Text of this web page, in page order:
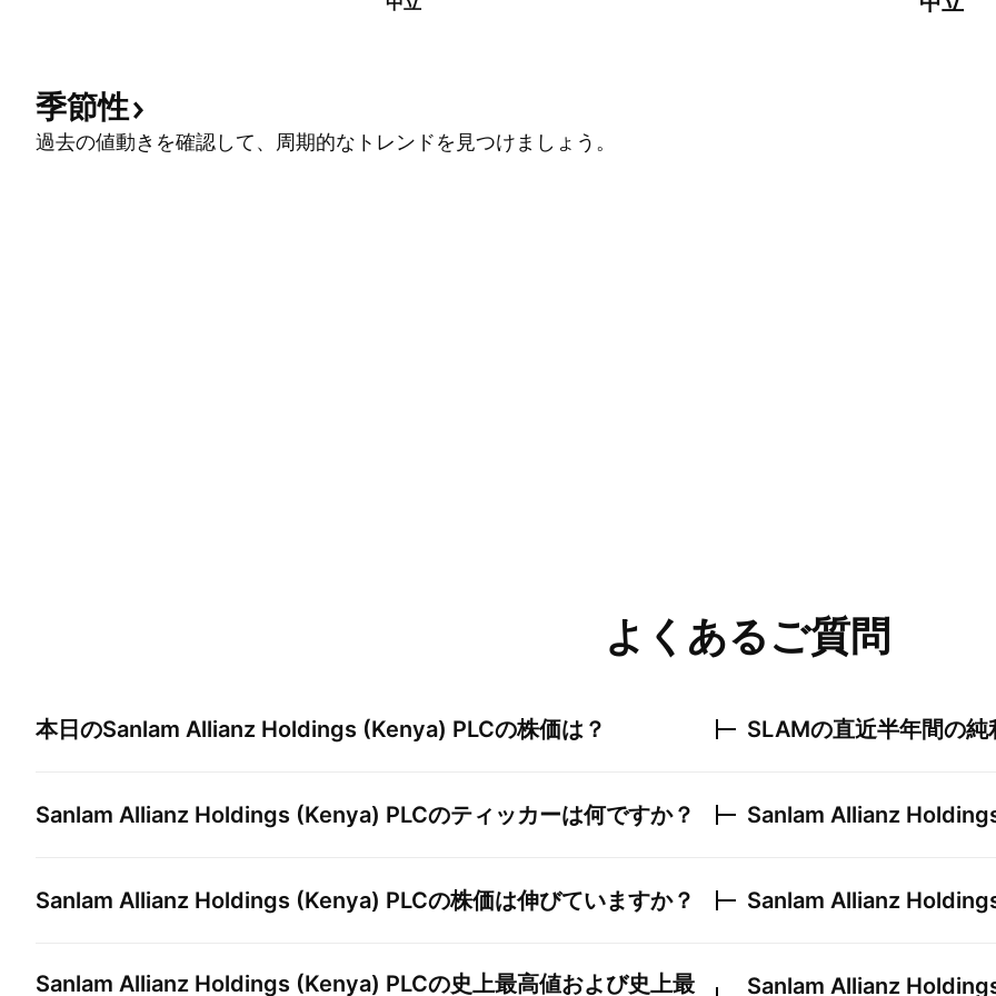
季節性
過去の値動きを確認して、周期的なトレンドを見つけましょう。
よくあるご質問
本日のSanlam Allianz Holdings (Kenya) PLCの株価は？
Sanlam Allianz Holdings (Kenya) PLCのティッカーは何ですか？
Sanlam Allianz Holdings (Kenya) PLCの株価は伸びていますか？
Sanlam Allianz Holdings (Kenya) PLCの史上最高値および史上最
SLAMの直近半年間の
Sanlam Allianz
Sanlam Allianz
Sanlam Allianz